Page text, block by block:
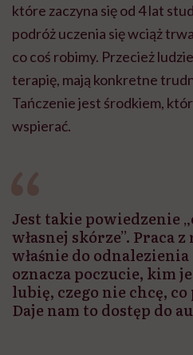
które zaczyna się od 4 lat
podróż uczenia się wciąż
co coś robimy. Przecież
terapię, mają konkretne
Tańczenie jest środkiem,
wspierać.
Jest takie powiedzenie
własnej skórze”. Praca
właśnie do
oznacza poczucie, kim
lubię, czego nie chcę,
Daje nam to dostęp do